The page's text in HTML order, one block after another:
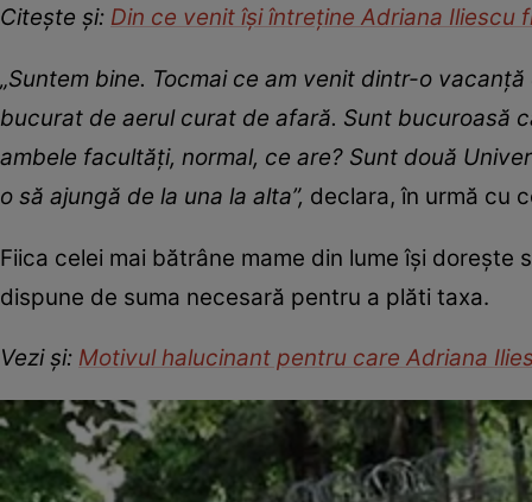
Citește și: Din ce venit își întreține Adriana Iliescu
„Suntem bine. Tocmai ce am venit dintr-o
bucurat de aerul curat de afară. Sunt bucuroasă
ambele facultăți, normal, ce are? Sunt două
o să ajungă de la una la alta”, declara, în urmă cu
Fiica celei mai bătrâne mame din lume își
dispune de suma necesară pentru a plăti taxa.
Vezi și: Motivul halucinant pentru care Adriana